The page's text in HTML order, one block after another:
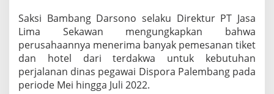
l
a
n
a
D
i
Saksi Bambang Darsono selaku Direktur PT Jasa
Lima Sekawan mengungkapkan bahwa
perusahaannya menerima banyak pemesanan tiket
dan hotel dari terdakwa untuk kebutuhan
perjalanan dinas pegawai Dispora Palembang pada
periode Mei hingga Juli 2022.